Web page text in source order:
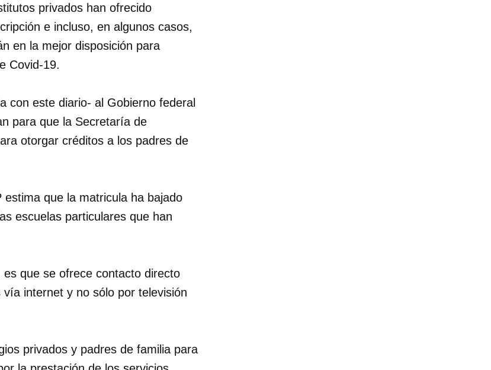
privados han ofrecido
e incluso, en algunos casos,
en la mejor disposición para
Covid-19.
con este diario- al Gobierno federal
para que la Secretaría de
otorgar créditos a los padres de
que la matricula ha bajado
escuelas particulares que han
que se ofrece contacto directo
internet y no sólo por televisión
privados y padres de familia para